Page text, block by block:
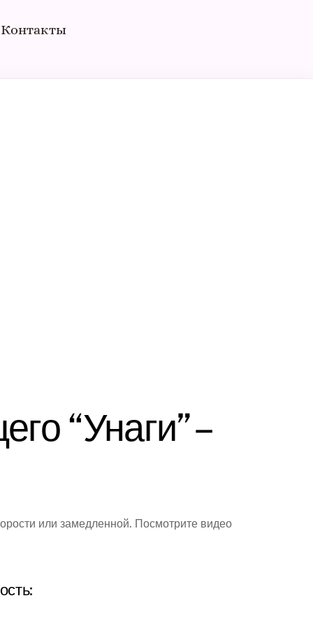
Контакты
“Унаги” –
или замедленной. Посмотрите видео